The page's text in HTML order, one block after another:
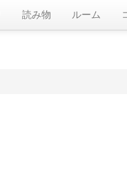
読み物 ルーム